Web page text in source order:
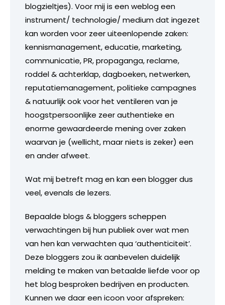
blogzieltjes). Voor mij is een weblog een
instrument/ technologie/ medium dat ingezet
kan worden voor zeer uiteenlopende zaken:
kennismanagement, educatie, marketing,
communicatie, PR, propaganga, reclame,
roddel & achterklap, dagboeken, netwerken,
reputatiemanagement, politieke campagnes
& natuurlijk ook voor het ventileren van je
hoogstpersoonlijke zeer authentieke en
enorme gewaardeerde mening over zaken
waarvan je (wellicht, maar niets is zeker) een
en ander afweet.
Wat mij betreft mag en kan een blogger dus
veel, evenals de lezers.
Bepaalde blogs & bloggers scheppen
verwachtingen bij hun publiek over wat men
van hen kan verwachten qua ‘authenticiteit’.
Deze bloggers zou ik aanbevelen duidelijk
melding te maken van betaalde liefde voor op
het blog besproken bedrijven en producten.
Kunnen we daar een icoon voor afspreken: